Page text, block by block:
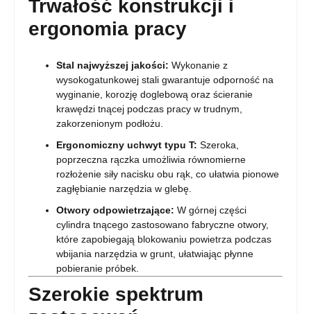
Trwałość konstrukcji i
ergonomia pracy
Stal najwyższej jakości: Wykonanie z
wysokogatunkowej stali gwarantuje odporność na
wyginanie, korozję doglebową oraz ścieranie
krawędzi tnącej podczas pracy w trudnym,
zakorzenionym podłożu.
Ergonomiczny uchwyt typu T: Szeroka,
poprzeczna rączka umożliwia równomierne
rozłożenie siły nacisku obu rąk, co ułatwia pionowe
zagłębianie narzędzia w glebę.
Otwory odpowietrzające: W górnej części
cylindra tnącego zastosowano fabryczne otwory,
które zapobiegają blokowaniu powietrza podczas
wbijania narzędzia w grunt, ułatwiając płynne
pobieranie próbek.
Szerokie spektrum